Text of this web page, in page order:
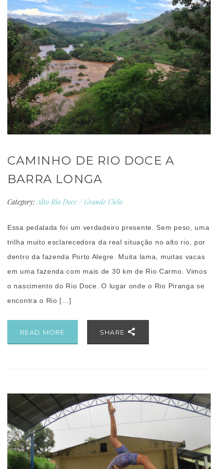
CAMINHO DE RIO DOCE A
BARRA LONGA
Category: Alto Rio Doce /Grande Ciclo
Essa pedalada foi um verdadeiro presente. Sem peso, uma
trilha muito esclarecedora da real situação no alto rio, por
dentro da fazenda Porto Alegre. Muita lama, muitas vacas
em uma fazenda com mais de 30 km de Rio Carmo. Vimos
o nascimento do Rio Doce. O lugar onde o Rio Piranga se
encontra o Rio […]
READ MORE SHARE